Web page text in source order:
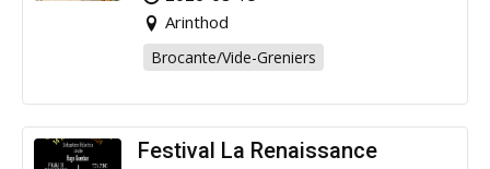
Arinthod
Brocante/Vide-Greniers
Festival La Renaissance